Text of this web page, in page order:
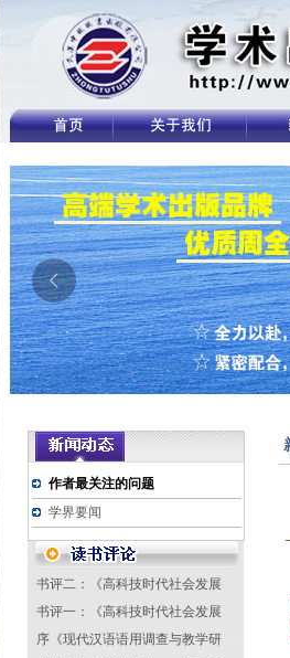
作者最关注的问题
学界要闻
书评二：《高科技时代社会发展
书评一：《高科技时代社会发展
序《现代汉语语用调查与教学研